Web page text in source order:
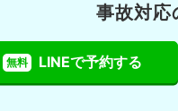
事故対応
無料 LINEで予約する